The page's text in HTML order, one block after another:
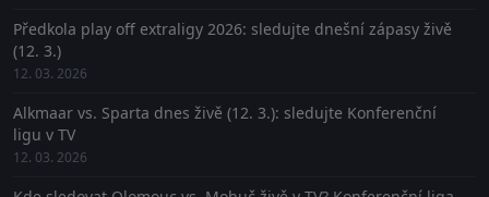
Předkola play off extraligy 2026: sledujte dnešní zápasy živě
(12. 3.)
12. 03. 2026
Alkmaar vs. Sparta dnes živě (12. 3.): sledujte Konferenční
ligu v TV
12. 03. 2026